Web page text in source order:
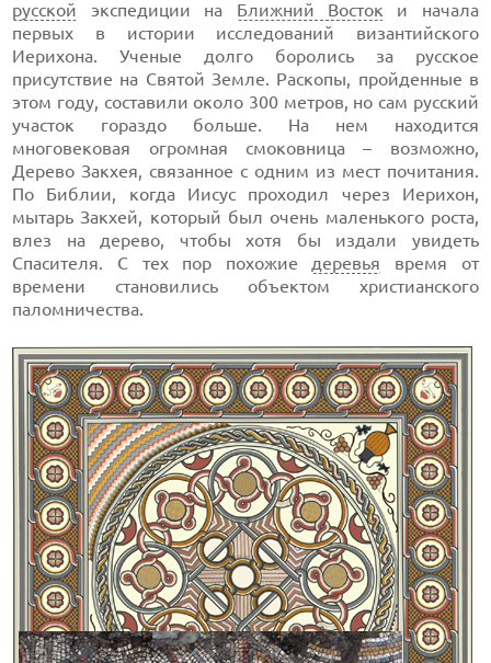
русской экспедиции на Ближний Восток и начала
первых в истории исследований византийского
Иерихона. Ученые долго боролись за русское
присутствие на Святой Земле. Раскопы, пройденные в
этом году, составили около 300 метров, но сам русский
участок гораздо больше. На нем находится
многовековая огромная смоковница – возможно,
Дерево Закхея, связанное с одним из мест почитания.
По Библии, когда Иисус проходил через Иерихон,
мытарь Закхей, который был очень маленького роста,
влез на дерево, чтобы хотя бы издали увидеть
Спасителя. С тех пор похожие деревья время от
времени становились объектом христианского
паломничества.